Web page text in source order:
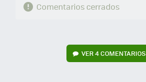
Comentarios cerrados
VER 4 COMENTARIOS